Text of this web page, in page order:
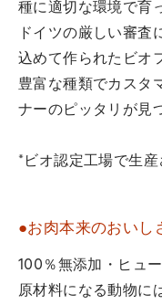
種に適切な環境で育
ドイツの厳しい審査
込めて作られたビオ
豊富な種類でカスタ
ナーのピッタリが見
*ビオ認定工場で生産
●お肉本来のおいし
100％無添加・ヒュ
原材料になる動物に